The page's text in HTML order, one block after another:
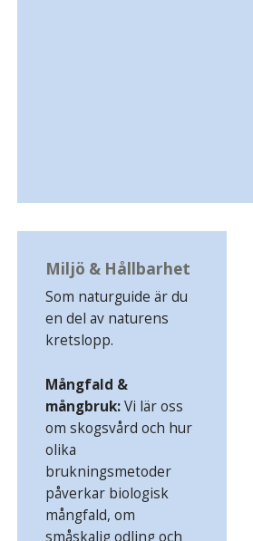
Miljö & Hållbarhet
Som naturguide är du
en del av naturens
kretslopp.
Mångfald &
mångbruk:Vi lär oss
om skogsvård och hur
olika
brukningsmetoder
påverkar biologisk
mångfald, om
småskalig odling och